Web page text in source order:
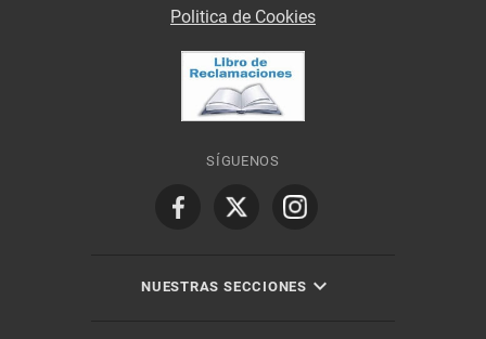
Politica de Cookies
SÍGUENOS
NUESTRAS SECCIONES